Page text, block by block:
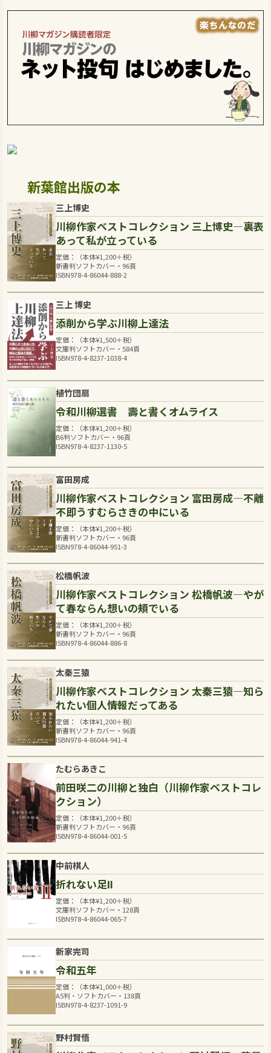
新葉館出版の本
三上博史
川柳作家ベストコレクション 三上博史―裏表
あって私が立っている
定価：（本体¥1,200＋税）
新書判ソフトカバー・96頁
ISBN978-4-86044-888-2
三上 博史
添削から学ぶ川柳上達法
定価：（本体¥1,500＋税）
文庫判ソフトカバー・584頁
ISBN978-4-8237-1038-4
植竹団扇
令和川柳選書 壽と書くオムライス
定価：（本体¥1,200＋税）
B6判ソフトカバー・96頁
ISBN978-4-8237-1130-5
富田房成
川柳作家ベストコレクション 富田房成―不離
不即うすむらさきの中にいる
定価：（本体¥1,200＋税）
新書判ソフトカバー・96頁
ISBN978-4-86044-951-3
松橋帆波
川柳作家ベストコレクション 松橋帆波―やが
て春ならん想いの頬でいる
定価：（本体¥1,200＋税）
新書判ソフトカバー・96頁
ISBN978-4-86044-886-8
太秦三猿
川柳作家ベストコレクション 太秦三猿―知ら
れたい個人情報だってある
定価：（本体¥1,200＋税）
新書判ソフトカバー・96頁
ISBN978-4-86044-941-4
たむらあきこ
前田咲二の川柳と独白（川柳作家ベストコレ
クション）
定価：（本体¥1,200＋税）
新書判ソフトカバー・96頁
ISBN978-4-86044-001-5
中前棋人
折れない足Ⅱ
定価：（本体¥1,200＋税）
文庫判ソフトカバー・128頁
ISBN978-4-86044-065-7
新家完司
令和五年
定価：（本体¥1,000＋税）
A5判・ソフトカバー・138頁
ISBN978-4-8237-1091-9
野村賢悟